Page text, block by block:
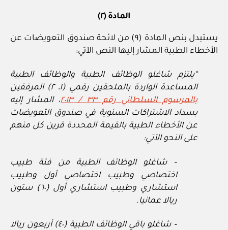
المادة (٢)
يستبدل بنص المادة (٩) من لائحة صندوق التعويضات عن
الأخطاء الطبية المشار إليها النص الآتي:
“يلتزم شاغلو الوظائف الطبية والوظائف الطبية
المساعدة الواردة بالملحقين رقمي (١، ٢) المرفقين
بالمرسوم السلطاني رقم ٣٣ / ٢٠١٣
، المشار إليه
بسداد الاشتراكات السنوية في صندوق التعويضات
عن الأخطاء الطبية بالقيمة المحددة قرين كل منهم
على النحو الآتي:
– شاغلو الوظائف الطبية من فئة طبيب
اختصاصي وطبيب اختصاصي أول وطبيب
استشاري وطبيب استشاري أول (٦٠) ستون
ريالا عمانيا.
– شاغلو باقي الوظائف الطبية (٤٠) أربعون ريالا